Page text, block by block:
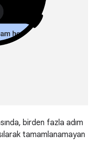
birden fazla adım
tamamlanamayan